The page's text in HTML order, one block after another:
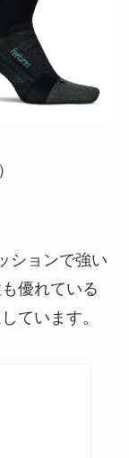
ションで強い
優れている
ています。